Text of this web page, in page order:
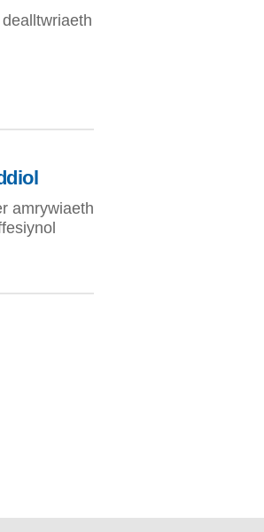
amrywiaeth